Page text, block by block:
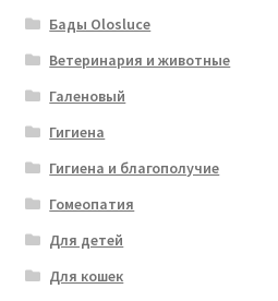
Бады Olosluce
Ветеринария и животные
Галеновый
Гигиена
Гигиена и благополучие
Гомеопатия
Для детей
Для кошек